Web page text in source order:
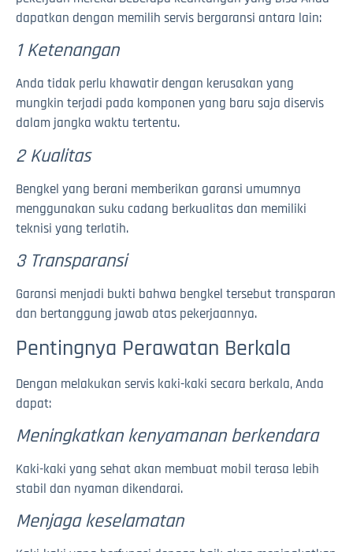
dapatkan dengan memilih servis bergaransi antara lain:
1 Ketenangan
Anda tidak perlu khawatir dengan kerusakan yang
mungkin terjadi pada komponen yang baru saja diservis
dalam jangka waktu tertentu.
2 Kualitas
Bengkel yang berani memberikan garansi umumnya
menggunakan suku cadang berkualitas dan memiliki
teknisi yang terlatih.
3 Transparansi
Garansi menjadi bukti bahwa bengkel tersebut transparan
dan bertanggung jawab atas pekerjaannya.
Pentingnya Perawatan Berkala
Dengan melakukan servis kaki-kaki secara berkala, Anda
dapat:
Meningkatkan kenyamanan berkendara
Kaki-kaki yang sehat akan membuat mobil terasa lebih
stabil dan nyaman dikendarai.
Menjaga keselamatan